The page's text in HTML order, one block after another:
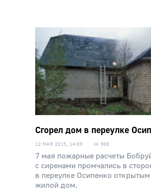
Сгорел дом в переулке
12 МАЯ 2015, 14:09 900
7 мая пожарные расчеты
с сиренами промчались в
в переулке Осипенко
жилой дом.